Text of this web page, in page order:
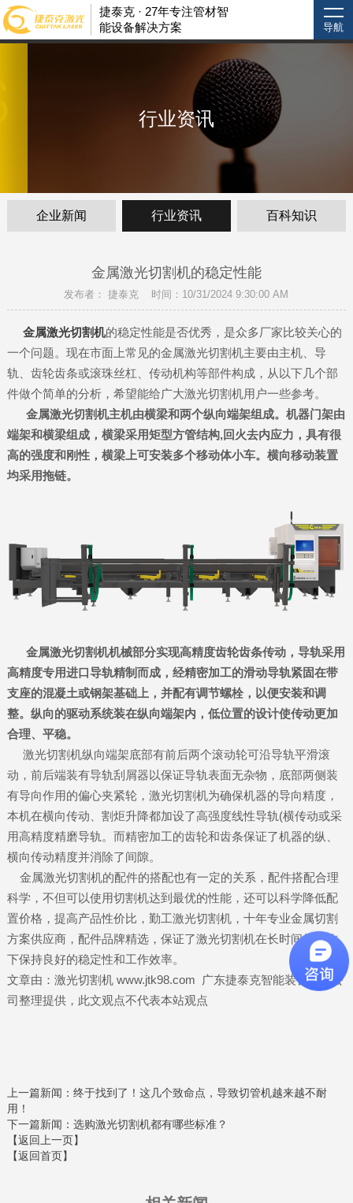
捷泰克 · 27年专注管材智
能设备解决方案
导航
行业资讯
企业新闻 行业资讯 百科知识
金属激光切割机的稳定性能
发布者： 捷泰克 时间：10/31/2024 9:30:00 AM
金属激光切割机的稳定性能是否优秀，是众多厂家比较关心的
一个问题。现在市面上常见的金属激光切割机主要由主机、导
轨、齿轮齿条或滚珠丝杠、传动机构等部件构成，从以下几个部
件做个简单的分析，希望能给广大激光切割机用户一些参考。
金属激光切割机主机由横梁和两个纵向端架组成。机器门架由
端架和横梁组成，横梁采用矩型方管结构,回火去内应力，具有很
高的强度和刚性，横梁上可安装多个移动体小车。横向移动装置
均采用拖链。
金属激光切割机机械部分实现高精度齿轮齿条传动，导轨采用
高精度专用进口导轨精制而成，经精密加工的滑动导轨紧固在带
支座的混凝土或钢架基础上，并配有调节螺栓，以便安装和调
整。纵向的驱动系统装在纵向端架内，低位置的设计使传动更加
合理、平稳。
激光切割机纵向端架底部有前后两个滚动轮可沿导轨平滑滚
动，前后端装有导轨刮屑器以保证导轨表面无杂物，底部两侧装
有导向作用的偏心夹紧轮，激光切割机为确保机器的导向精度，
本机在横向传动、割炬升降都加设了高强度线性导轨(横传动或采
用高精度精磨导轨。而精密加工的齿轮和齿条保证了机器的纵、
横向传动精度并消除了间隙。
金属激光切割机的配件的搭配也有一定的关系，配件搭配合理
科学，不但可以使用切割机达到最优的性能，还可以科学降低配
置价格，提高产品性价比，勤工激光切割机，十年专业金属切割
方案供应商，配件品牌精选，保证了激光切割机在长时间的工作
下保持良好的稳定性和工作效率。
文章由：激光切割机 www.jtk98.com 广东捷泰克智能装备有限公
司整理提供，此文观点不代表本站观点
上一篇新闻 ：终于找到了！这几个致命点，导致切管机越来越不耐
用！
下一篇新闻 ：选购激光切割机都有哪些标准？
【返回上一页】
【返回首页】